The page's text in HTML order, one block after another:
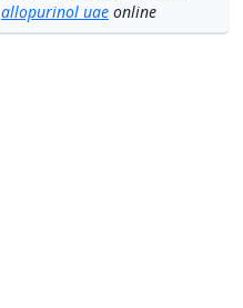
allopurinol uae online